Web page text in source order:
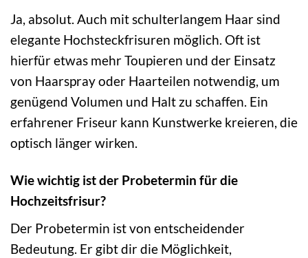
Ja, absolut. Auch mit schulterlangem Haar sind
elegante Hochsteckfrisuren möglich. Oft ist
hierfür etwas mehr Toupieren und der Einsatz
von Haarspray oder Haarteilen notwendig, um
genügend Volumen und Halt zu schaffen. Ein
erfahrener Friseur kann Kunstwerke kreieren, die
optisch länger wirken.
Wie wichtig ist der Probetermin für die
Hochzeitsfrisur?
Der Probetermin ist von entscheidender
Bedeutung. Er gibt dir die Möglichkeit,